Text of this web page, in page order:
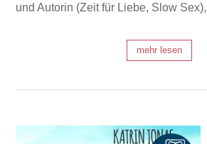
und Autorin (Zeit für Liebe, Slow
mehr lesen